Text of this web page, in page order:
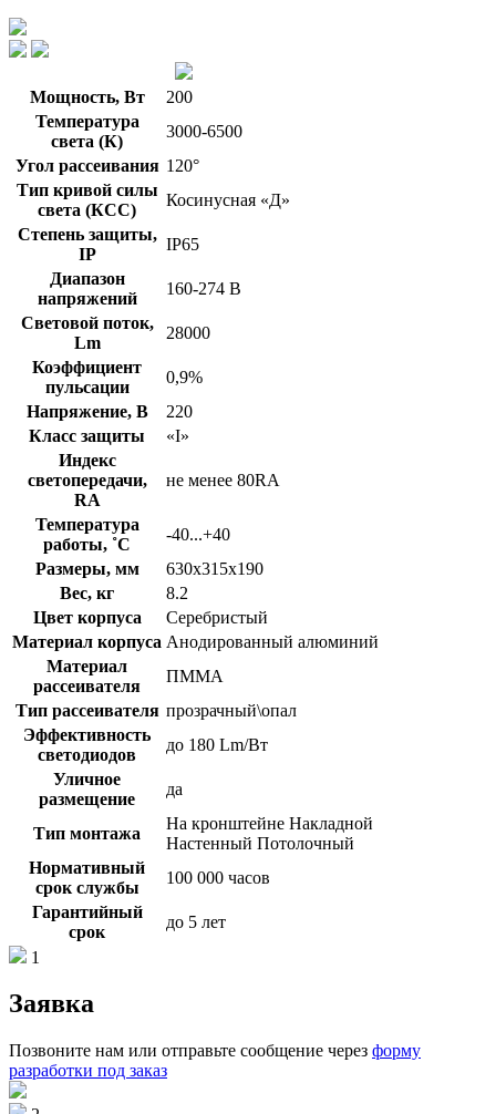
Мощность, Вт
200
Температура
света (К)
3000-6500
Угол рассеивания 120°
Тип кривой силы
света (КСС)
Косинусная «Д»
Степень защиты,
IP
IP65
Диапазон
напряжений
160-274 В
Световой поток,
Lm
28000
Коэффициент
пульсации
0,9%
Напряжение, В
220
Класс защиты
«I»
Индекс
светопередачи,
RA
не менее 80RA
Температура
работы, ˚С
-40...+40
Размеры, мм
630х315х190
Вес, кг
8.2
Цвет корпуса
Серебристый
Материал корпуса Анодированный алюминий
Материал
рассеивателя
ПММА
Тип рассеивателя прозрачный\опал
Эффективность
светодиодов
до 180 Lm/Вт
Уличное
размещение
да
Тип монтажа
На кронштейне Накладной
Настенный Потолочный
Нормативный
срок службы
100 000 часов
Гарантийный
срок
до 5 лет
1
Заявка
Позвоните нам или отправьте сообщение через форму
разработки под заказ